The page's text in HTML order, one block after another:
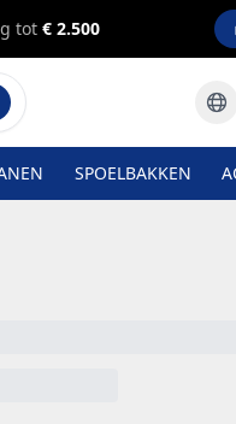
tot € 2.500
SPOELBAKKEN